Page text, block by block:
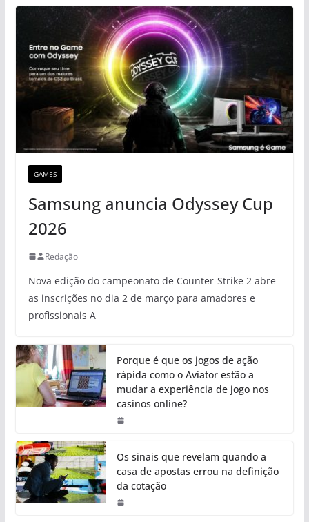
GAMES
Samsung anuncia Odyssey Cup
2026
Redação
Nova edição do campeonato de Counter-Strike 2 abre
as inscrições no dia 2 de março para amadores e
profissionais A
Porque é que os jogos de ação
rápida como o Aviator estão a
mudar a experiência de jogo nos
casinos online?
Os sinais que revelam quando a
casa de apostas errou na definição
da cotação